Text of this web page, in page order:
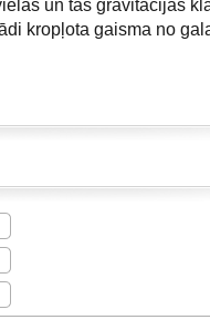
un tās gravitācijas
kropļota gaisma no